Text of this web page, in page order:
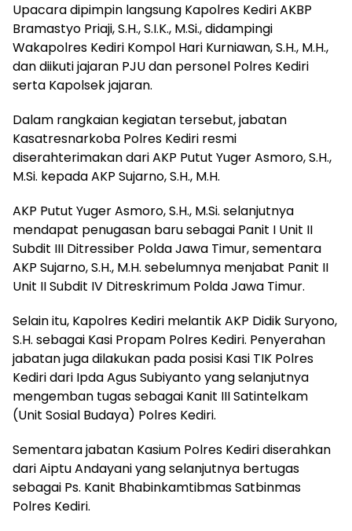
Upacara dipimpin langsung Kapolres Kediri AKBP
Bramastyo Priaji, S.H., S.I.K., M.Si., didampingi
Wakapolres Kediri Kompol Hari Kurniawan, S.H., M.H.,
dan diikuti jajaran PJU dan personel Polres Kediri
serta Kapolsek jajaran.
Dalam rangkaian kegiatan tersebut, jabatan
Kasatresnarkoba Polres Kediri resmi
diserahterimakan dari AKP Putut Yuger Asmoro, S.H.,
M.Si. kepada AKP Sujarno, S.H., M.H.
AKP Putut Yuger Asmoro, S.H., M.Si. selanjutnya
mendapat penugasan baru sebagai Panit I Unit II
Subdit III Ditressiber Polda Jawa Timur, sementara
AKP Sujarno, S.H., M.H. sebelumnya menjabat Panit II
Unit II Subdit IV Ditreskrimum Polda Jawa Timur.
Selain itu, Kapolres Kediri melantik AKP Didik Suryono,
S.H. sebagai Kasi Propam Polres Kediri. Penyerahan
jabatan juga dilakukan pada posisi Kasi TIK Polres
Kediri dari Ipda Agus Subiyanto yang selanjutnya
mengemban tugas sebagai Kanit III Satintelkam
(Unit Sosial Budaya) Polres Kediri.
Sementara jabatan Kasium Polres Kediri diserahkan
dari Aiptu Andayani yang selanjutnya bertugas
sebagai Ps. Kanit Bhabinkamtibmas Satbinmas
Polres Kediri.